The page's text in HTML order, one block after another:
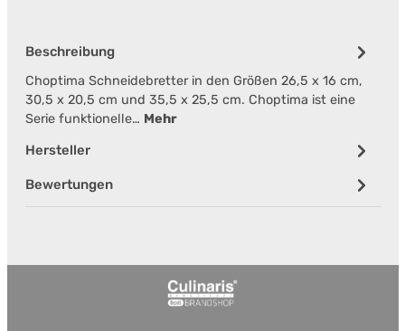
Beschreibung
Choptima Schneidebretter in den Größen 26,5 x 16 cm,
30,5 x 20,5 cm und 35,5 x 25,5 cm. Choptima ist eine
Serie funktionelle… Mehr
Hersteller
Bewertungen